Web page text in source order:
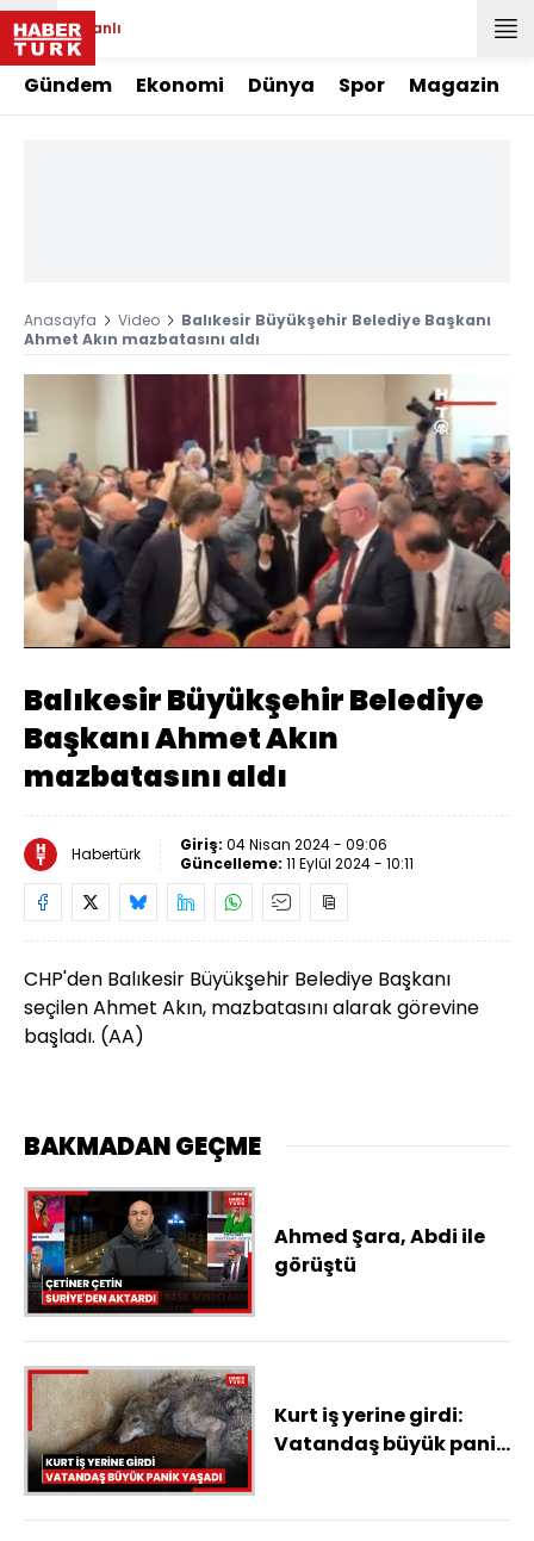
Canlı
Gündem Ekonomi Dünya Spor Magazin
Anasayfa Video
Balıkesir Büyükşehir Belediye Başkanı
Ahmet Akın mazbatasını aldı
Sesi
Aç
Yüklendi
21.67%
Oynatma
Hızı
Balıkesir Büyükşehir Belediye
Başkanı Ahmet Akın
mazbatasını aldı
Habertürk Giriş: 04 Nisan 2024 - 09:06
Güncelleme: 11 Eylül 2024 - 10:11
CHP'den Balıkesir Büyükşehir Belediye Başkanı
seçilen Ahmet Akın, mazbatasını alarak görevine
başladı. (AA)
BAKMADAN GEÇME
Ahmed Şara, Abdi ile
görüştü
Kurt iş yerine girdi:
Vatandaş büyük panik